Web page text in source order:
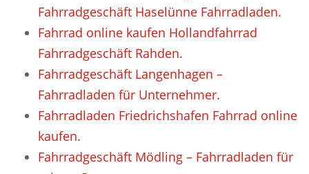
Fahrradgeschäft Haselünne Fahrradladen.
Fahrrad online kaufen Hollandfahrrad
Fahrradgeschäft Rahden.
Fahrradgeschäft Langenhagen –
Fahrradladen für Unternehmer.
Fahrradladen Friedrichshafen Fahrrad online
kaufen.
Fahrradgeschäft Mödling – Fahrradladen für